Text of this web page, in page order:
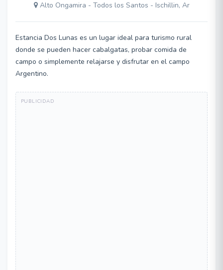
Alto Ongamira - Todos los Santos - Ischillin, Ar
Estancia Dos Lunas es un lugar ideal para turismo rural
donde se pueden hacer cabalgatas, probar comida de
campo o simplemente relajarse y disfrutar en el campo
Argentino.